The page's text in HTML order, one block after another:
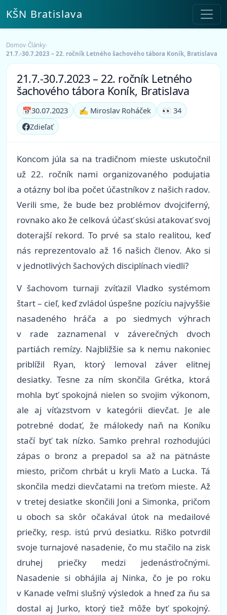
KŠN Bratislava
Domov›Články›
21.7.-30.7.2023 – 22. ročník Letného šachového tábora Koník, Bratislava
21.7.-30.7.2023 – 22. ročník Letného
šachového tábora Koník, Bratislava
📅30.07.2023 ✍️ Miroslav Roháček
👀 34
Zdieľať
Koncom júla sa na tradičnom mieste uskutočnil
už 22. ročník nami organizovaného podujatia
a otázny bol iba počet účastníkov z našich radov.
Verili sme, že bude bez problémov dvojciferný,
rovnako ako že celková účasť skúsi atakovať svoj
doterajší rekord. To prvé sa stalo realitou, keď
nás reprezentovalo až 16 našich členov. Ako si
v jednotlivých šachových disciplínach viedli?
V šachovom turnaji zvíťazil Vladko systémom
štart – cieľ, keď zvládol úspešne pozíciu najvyššie
nasadeného hráča a po siedmych výhrach
v rade zaznamenal v záverečných dvoch
partiách remízy. Najbližšie sa k nemu nakoniec
priblížil Ryan, ktorý lemoval záver elitnej
desiatky. Tesne za ním skončila Grétka, ktorá
mohla byť spokojná nielen so svojim výkonom,
ale aj víťazstvom v kategórii dievčat. Je ale
potrebné dodať, že málokedy naň na Koníku
stačí byť tak nízko. Samko prehral rozhodujúci
zápas o bronz a prepadol sa až na pätnáste
miesto, pričom chrbát u kryli Maťo a Lucka. Tá
skončila medzi dievčatami na treťom mieste. Až
v tretej desiatke skončili Joni a Simonka, pričom
u oboch sa skôr očakával útok na medailové
priečky, resp. istú prvú desiatku. Riško potvrdil
svoje turnajové nasadenie, čo mu stačilo na zisk
druhej priečky medzi jedenásťročnými.
Nasadenie si obhájila aj Ninka, čo je po roku
v Kanade veľmi slušný výsledok a hneď za ňu sa
dostal aj Jurko, ktorý tiež môže byť spokojný.